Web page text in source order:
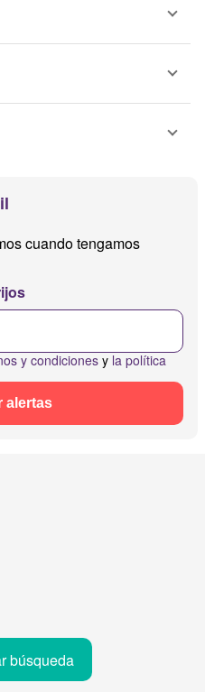
cuando tengamos
y condiciones y la política
alertas
búsqueda